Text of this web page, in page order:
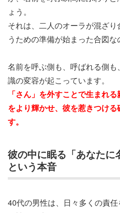
ょう。
それは、二人のオーラが混ざ
うための準備が始まった合図な
名前を呼ぶ側も、呼ばれる側
識の変容が起こっています。
「さん」を外すことで生まれ
をより輝かせ、彼を惹きつけ
す。
彼の中に眠る「あなたに
という本音
40代の男性は、日々多くの責